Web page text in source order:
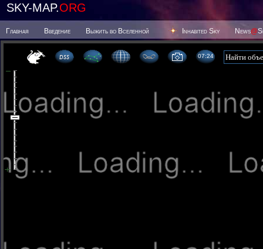
SKY-MAP.ORG
Главная Введение Выжить во Вселенной Inhabited Sky News@
07 24